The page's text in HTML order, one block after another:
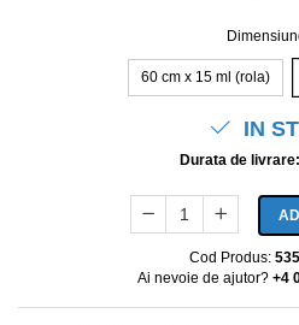
60 cm x 15 ml (rola)
IN
Durata de livrare:
Cod Produs:
Ai nevoie de ajutor? +4